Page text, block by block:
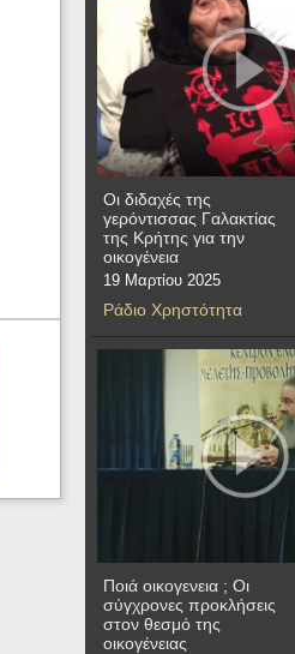
Οι διδαχές της
γερόντισσας Γαλακτίας
της Κρήτης για την
οικογένεια
19 Μαρτίου 2025
Ράδιο Χρηστότητα
Ποιά οικογενεια ; Οι
σύγχρονες προκλήσεις
στον θεσμό της
οικογένειας